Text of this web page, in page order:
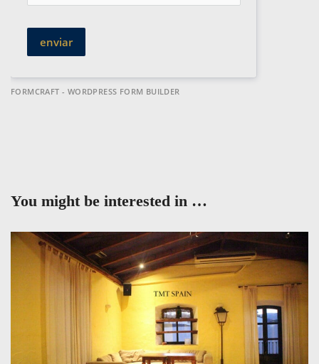
enviar
FORMCRAFT - WORDPRESS FORM BUILDER
You might be interested in …